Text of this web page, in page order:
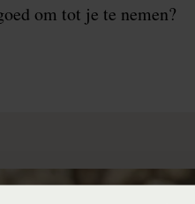
om tot je te nemen?